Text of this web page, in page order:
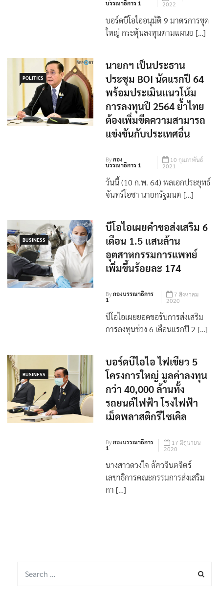
Byกอง
บรรณาธิการ 1
4 พฤศจิกายน
2022
บอร์ดบีโอไออนุมัติ 9 มาตรการชุด
POLITICS
นายกฯ เป็นประธาน
ประชุม BOI นัดแรกปี 64
พร้อมประเมินแนวโน้ม
การลงทุนปี 2564 ย้ำไทย
ต้องเพิ่มขีดความสามารถ
แข่งขันกับประเทศอื่น
Byกอง
บรรณาธิการ 1
10 กุมภาพันธ์
2021
วันนี้ (10 ก.พ. 64) พลเอกประยุทธ์
BUSINESS
บีโอไอเผยคำขอส่งเสริม 6
เดือน 1.5 แสนล้าน
อุตสาหกรรมการแพทย์
เพิ่มขึ้นร้อยละ 174
Byกองบรรณาธิการ
1
7 สิงหาคม
2020
บีโอไอเผยยอดขอรับการส่งเสริม
BUSINESS
บอร์ดบีไอไอ ไฟเขียว 5
โครงการใหญ่ มูลค่าลงทุน
กว่า 40,000 ล้านทั้ง
รถยนต์ไฟฟ้า โรงไฟฟ้า
เม็ดพลาสติกรีไซเคิล
Byกองบรรณาธิการ
1
17 มิถุนายน
2020
นางสาวดวงใจ อัศวจินตจิตร์